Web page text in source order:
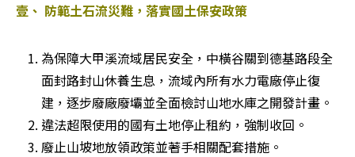
壹、 防範土石流災難，落實國土保安政策
為保障大甲溪流域居民安全，中橫谷關到德基路段全
面封路封山休養生息，流域內所有水力電廠停止復
建，逐步廢廠廢壩並全面檢討山地水庫之開發計畫。
違法超限使用的國有土地停止租約，強制收回。
廢止山坡地放領政策並著手相關配套措施。